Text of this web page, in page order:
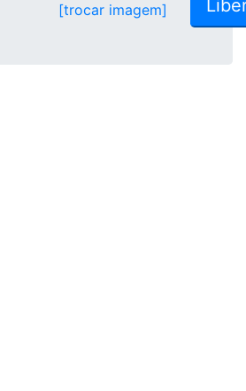
[trocar imagem]